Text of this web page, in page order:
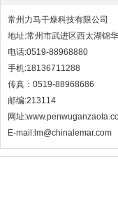
常州力马干燥科技有限公司
地址:常州市武进区西太湖锦
电话:0519-88968880
手机:18136711288
传真：0519-88968686
邮编:213114
网址:
E-mail:lm@chinalemar.com